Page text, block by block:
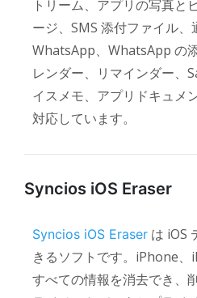
トリーム、アプリの写真と
ージ、SMS 添付ファイル、
WhatsApp、WhatsApp の
レンダー、リマインダー、
イスメモ、アプリドキュメ
対応しています。
Syncios iOS Eraser
Syncios iOS Eraser は iOS
きるソフトです。iPhone
すべての情報を消去でき、